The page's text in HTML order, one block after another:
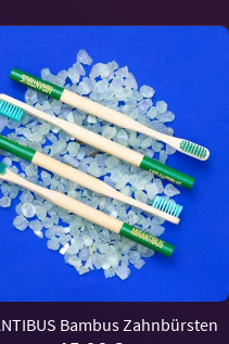
Bambus Zahnbürsten